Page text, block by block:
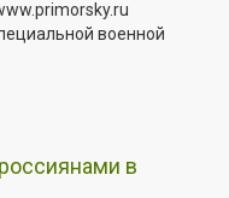
военной
в